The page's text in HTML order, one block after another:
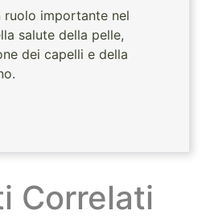
ruolo importante nel
salute della pelle,
dei capelli e della
Correlati